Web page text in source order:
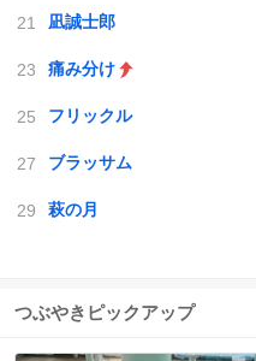
凪誠士郎
痛み分け
フリックル
ブラッサム
萩の月
つぶやきピックアップ